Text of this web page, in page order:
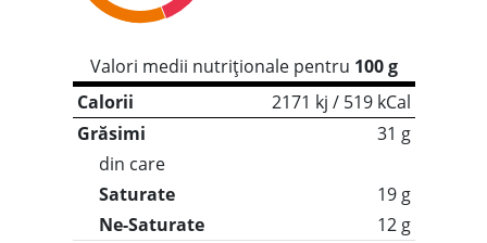
Valori medii nutriționale pentru 100 g
Calorii
2171 kj / 519 kCal
Grăsimi
31 g
din care
Saturate
19 g
Ne-Saturate
12 g